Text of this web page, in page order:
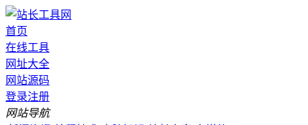
首页
在线工具
网址大全
网站源码
登录注册
网站导航